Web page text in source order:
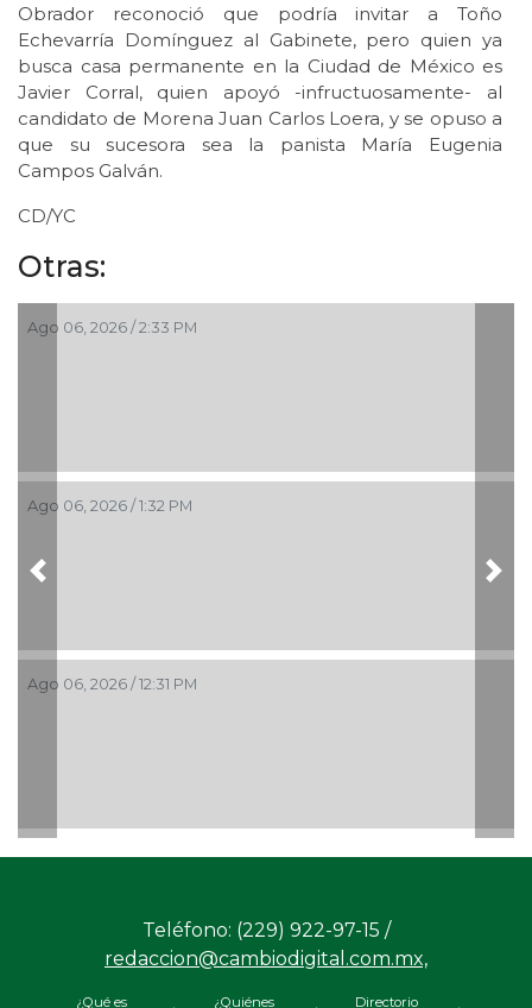
Obrador reconoció que podría invitar a Toño
Echevarría Domínguez al Gabinete, pero quien ya
busca casa permanente en la Ciudad de México es
Javier Corral, quien apoyó -infructuosamente- al
candidato de Morena Juan Carlos Loera, y se opuso a
que su sucesora sea la panista María Eugenia
Campos Galván.
CD/YC
Otras:
Ago 06, 2026 / 2:33 PM
Ago 06, 2026 / 1:32 PM
Ago 06, 2026 / 12:31 PM
Previous
Teléfono: (229) 922-97-15 /
redaccion@cambiodigital.com.mx,
¿Qué es ¿Quiénes Directorio